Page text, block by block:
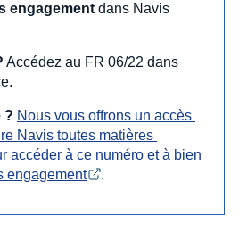
engagement dans Navis
Accédez au FR 06/22 dans
? Nous vous offrons un accès
Navis toutes matières
accéder à ce numéro et à bien
engagement
.